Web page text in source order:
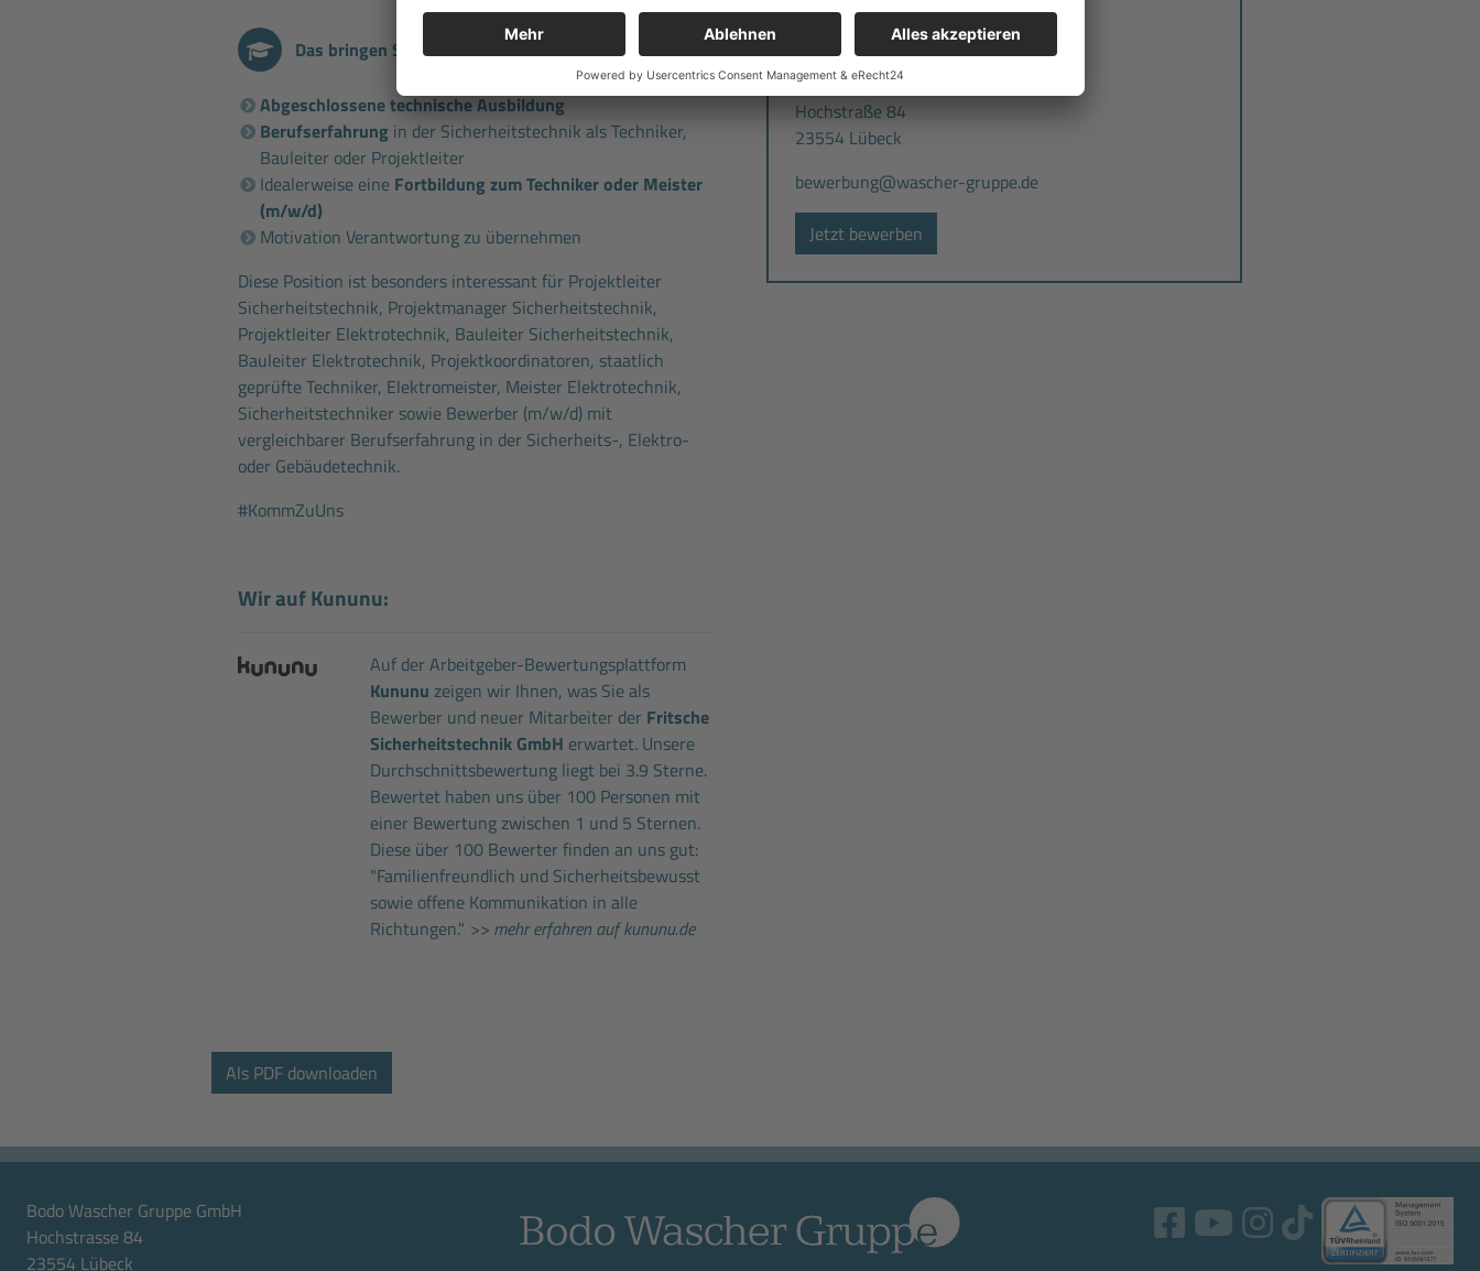
Das bringen Sie mit
Abgeschlossene technische Ausbildung
Berufserfahrung in der Sicherheitstechnik als Techniker,
Bauleiter oder Projektleiter
Idealerweise eine Fortbildung zum Techniker oder Meister
(m/w/d)
Motivation Verantwortung zu übernehmen
Diese Position ist besonders interessant für Projektleiter
Sicherheitstechnik, Projektmanager Sicherheitstechnik,
Projektleiter Elektrotechnik, Bauleiter Sicherheitstechnik,
Bauleiter Elektrotechnik, Projektkoordinatoren, staatlich
geprüfte Techniker, Elektromeister, Meister Elektrotechnik,
Sicherheitstechniker sowie Bewerber (m/w/d) mit
vergleichbarer Berufserfahrung in der Sicherheits-, Elektro-
oder Gebäudetechnik.
#KommZuUns
Wir auf Kununu:
Auf der Arbeitgeber-Bewertungsplattform
Kununu zeigen wir Ihnen, was Sie als
Bewerber und neuer Mitarbeiter der Fritsche
Sicherheitstechnik GmbH erwartet. Unsere
Durchschnittsbewertung liegt bei 3.9 Sterne.
Bewertet haben uns über 100 Personen mit
einer Bewertung zwischen 1 und 5 Sternen.
Diese über 100 Bewerter finden an uns gut:
"Familienfreundlich und Sicherheitsbewusst
sowie offene Kommunikation in alle
Richtungen." >> mehr erfahren auf kununu.de
Ihre Bewerbung richten Sie bitte an:
Bodo Wascher Gruppe GmbH
z. Hd. Tom Lewanczyk
Hochstraße 84
23554 Lübeck
bewerbung@wascher-gruppe.de
Jetzt bewerben
Bodo Wascher Gruppe GmbH
Hochstrasse 84
23554 Lübeck